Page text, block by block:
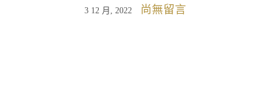
3 12 月, 2022 尚無留言